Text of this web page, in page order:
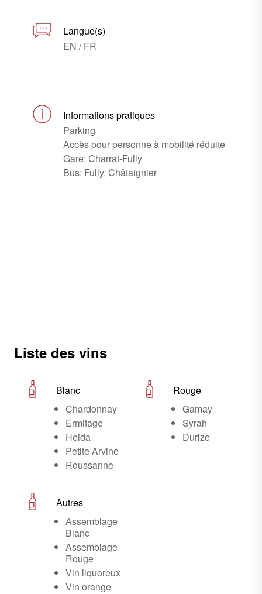
Langue(s)
EN / FR
Informations pratiques
Parking
Accès pour personne à mobilité réduite
Gare: Charrat-Fully
Bus: Fully, Châtaignier
Liste des vins
Blanc
Chardonnay
Ermitage
Heida
Petite Arvine
Roussanne
Rouge
Gamay
Syrah
Durize
Autres
Assemblage
Blanc
Assemblage
Rouge
Vin liquoreux
Vin orange